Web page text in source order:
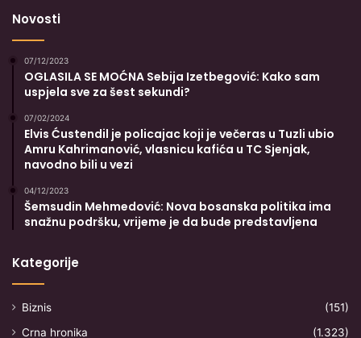
Novosti
07/12/2023
OGLASILA SE MOĆNA Sebija Izetbegović: Kako sam
uspjela sve za šest sekundi?
07/02/2024
Elvis Ćustendil je policajac koji je večeras u Tuzli ubio
Amru Kahrimanović, vlasnicu kafića u TC Sjenjak,
navodno bili u vezi
04/12/2023
Šemsudin Mehmedović: Nova bosanska politika ima
snažnu podršku, vrijeme je da bude predstavljena
Kategorije
Biznis
(151)
Crna hronika
(1.323)